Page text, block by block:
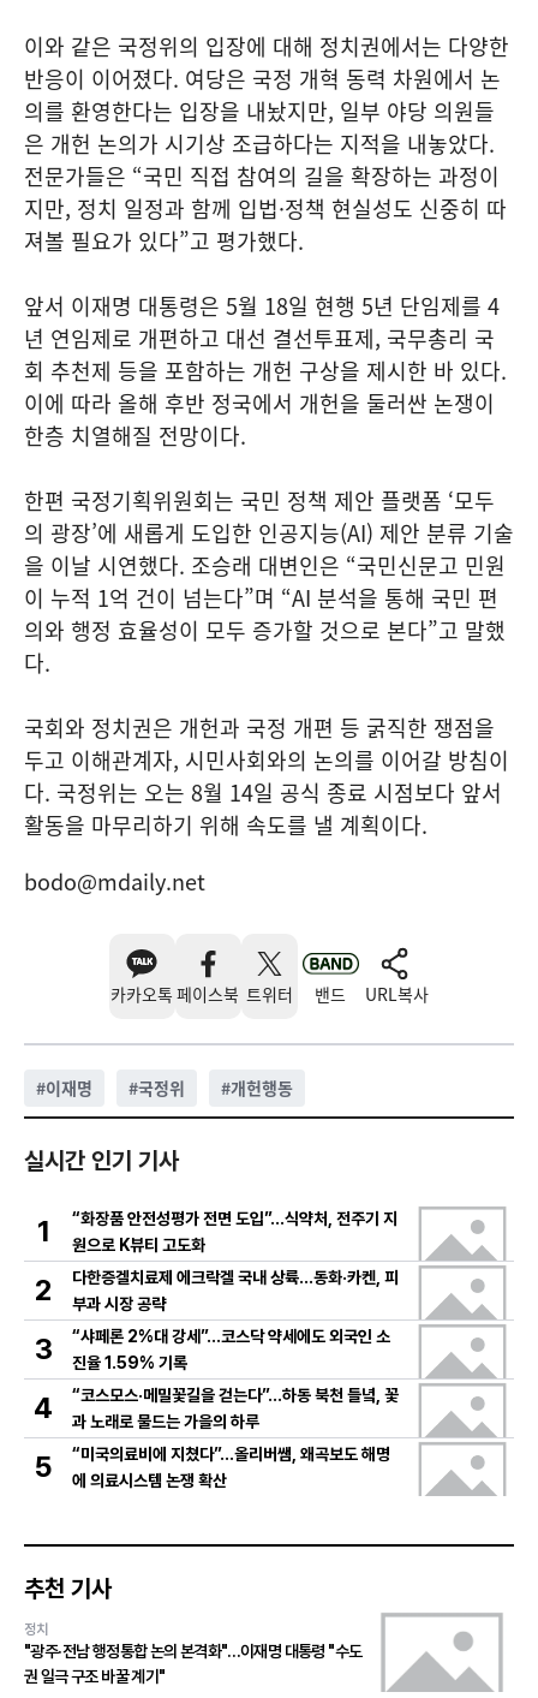
이와 같은 국정위의 입장에 대해 정치권에서는 다양한
반응이 이어졌다. 여당은 국정 개혁 동력 차원에서 논
의를 환영한다는 입장을 내놨지만, 일부 야당 의원들
은 개헌 논의가 시기상 조급하다는 지적을 내놓았다.
전문가들은 “국민 직접 참여의 길을 확장하는 과정이
지만, 정치 일정과 함께 입법·정책 현실성도 신중히 따
져볼 필요가 있다”고 평가했다.
앞서 이재명 대통령은 5월 18일 현행 5년 단임제를 4
년 연임제로 개편하고 대선 결선투표제, 국무총리 국
회 추천제 등을 포함하는 개헌 구상을 제시한 바 있다.
이에 따라 올해 후반 정국에서 개헌을 둘러싼 논쟁이
한층 치열해질 전망이다.
한편 국정기획위원회는 국민 정책 제안 플랫폼 ‘모두
의 광장’에 새롭게 도입한 인공지능(AI) 제안 분류 기술
을 이날 시연했다. 조승래 대변인은 “국민신문고 민원
이 누적 1억 건이 넘는다”며 “AI 분석을 통해 국민 편
의와 행정 효율성이 모두 증가할 것으로 본다”고 말했
다.
국회와 정치권은 개헌과 국정 개편 등 굵직한 쟁점을
두고 이해관계자, 시민사회와의 논의를 이어갈 방침이
다. 국정위는 오는 8월 14일 공식 종료 시점보다 앞서
활동을 마무리하기 위해 속도를 낼 계획이다.
bodo@mdaily.net
카카오톡 페이스북 트위터 밴드 URL복사
#이재명 #국정위 #개헌행동
실시간 인기 기사
1
“화장품 안전성평가 전면 도입”…식약처, 전주기 지
원으로 K뷰티 고도화
2
다한증겔치료제 에크락겔 국내 상륙…동화·카켄, 피
부과 시장 공략
3
“샤페론 2%대 강세”…코스닥 약세에도 외국인 소
진율 1.59% 기록
4
“코스모스·메밀꽃길을 걷는다”…하동 북천 들녘, 꽃
과 노래로 물드는 가을의 하루
5
“미국의료비에 지쳤다”…올리버쌤, 왜곡보도 해명
에 의료시스템 논쟁 확산
추천 기사
정치
"광주·전남 행정통합 논의 본격화"…이재명 대통령 "수도
권 일극 구조 바꿀 계기"